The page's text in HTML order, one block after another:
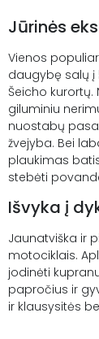
Jūrinės
Vienos
daugybę salų į
Šeicho
giluminiu
nuostabų
žvejyba. Bei
plaukimas
stebėti
Išvyka į
Jaunatviška ir
motociklais.
jodinėti
papročius ir
ir klausysitės